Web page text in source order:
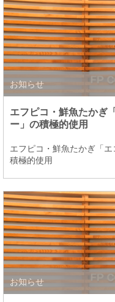
お知らせ
エフピコ・鮮魚たかぎ
ー」の積極的使用
エフピコ・鮮魚たかぎ「
積極的使用
お知らせ